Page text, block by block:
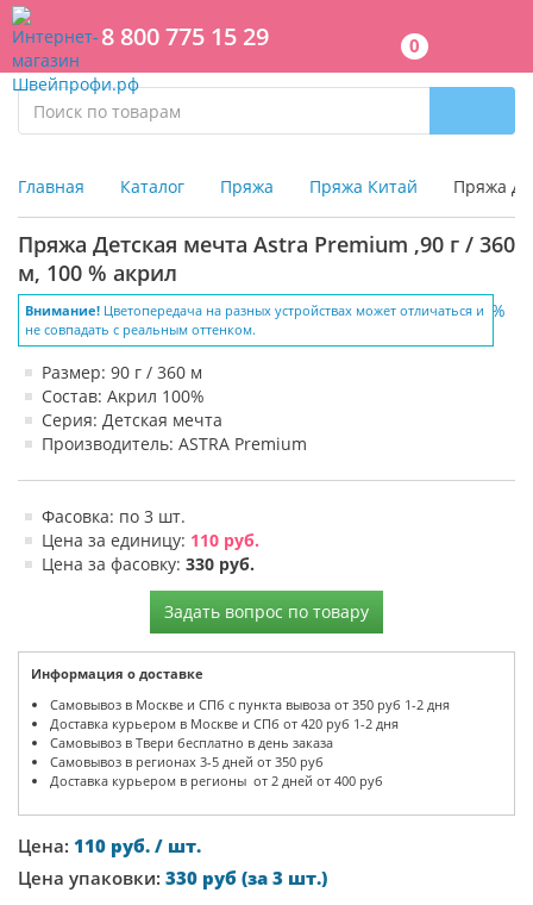
8 800 775 15 29 0
Главная Каталог Пряжа Пряжа Китай Пряжа
Пряжа Детская мечта Astra Premium ,90 г / 360
м, 100 % акрил
Внимание! Цветопередача на разных устройствах может отличаться и
не совпадать с реальным оттенком.
Размер: 90 г / 360 м
Состав: Акрил 100%
Серия: Детская мечта
Производитель: ASTRA Premium
Фасовка: по 3 шт.
Цена за единицу: 110 руб.
Цена за фасовку: 330 руб.
Задать вопрос по товару
Информация о доставке
Самовывоз в Москве и СПб с пункта вывоза от 350 руб 1-2 дня
Доставка курьером в Москве и СПб от 420 руб 1-2 дня
Самовывоз в Твери бесплатно в день заказа
Самовывоз в регионах 3-5 дней от 350 руб
Доставка курьером в регионы от 2 дней от 400 руб
Цена: 110 руб. / шт.
Цена упаковки: 330 руб (за 3 шт.)